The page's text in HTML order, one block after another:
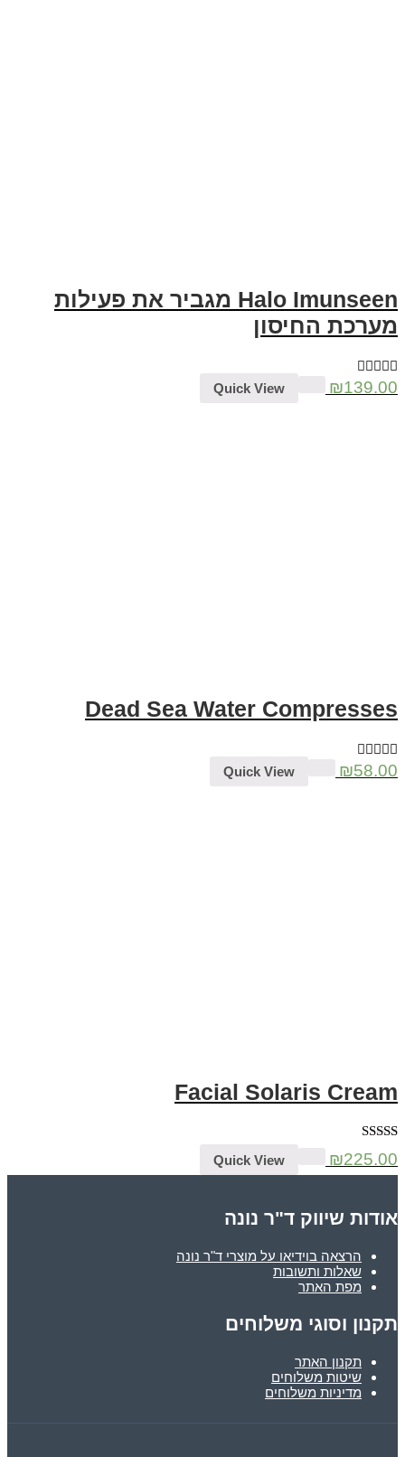
Halo Imunseen מגביר את פעילות
החיסון
₪
Quick View
Dead Sea Water
₪
Quick View
Facial Solaris
5.00
5
₪
Quick View
שיווק ד"ר נונה
הרצאה בוידיאו על מוצרי ד"ר נונה
שאלות ותשובות
מפת האתר
וסוגי משלוחים
תקנון האתר
שיטות משלוחים
מדיניות משלוחים